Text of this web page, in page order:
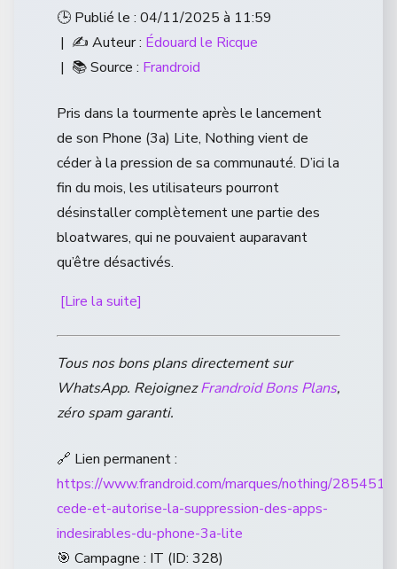
🕒 Publié le : 04/11/2025 à 11:59
| ✍️ Auteur : Édouard le Ricque
| 📚 Source : Frandroid
Pris dans la tourmente après le lancement
de son Phone (3a) Lite, Nothing vient de
céder à la pression de sa communauté. D’ici la
fin du mois, les utilisateurs pourront
désinstaller complètement une partie des
bloatwares, qui ne pouvaient auparavant
qu’être désactivés.
[Lire la suite]
Tous nos bons plans directement sur
WhatsApp. RejoignezFrandroid Bons Plans,
zéro spam garanti.
🔗 Lien permanent :
https://www.frandroid.com/marques/nothing/
cede-et-autorise-la-suppression-des-apps-
indesirables-du-phone-3a-lite
🎯 Campagne : IT (ID: 328)